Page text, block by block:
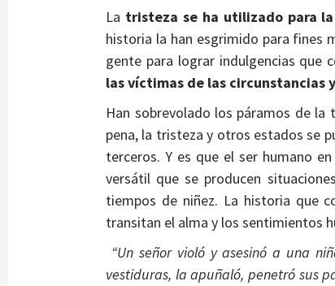
La tristeza se ha utilizado para
historia la han esgrimido para fines
gente para lograr indulgencias que
las víctimas de las circunstancias
Han sobrevolado los páramos de
pena, la tristeza y otros estados se
terceros. Y es que el ser humano
versátil que se producen
tiempos de niñez. La historia que
transitan el alma y los sentimientos
“Un señor violó y asesinó a una
vestiduras, la apuñaló, penetró sus